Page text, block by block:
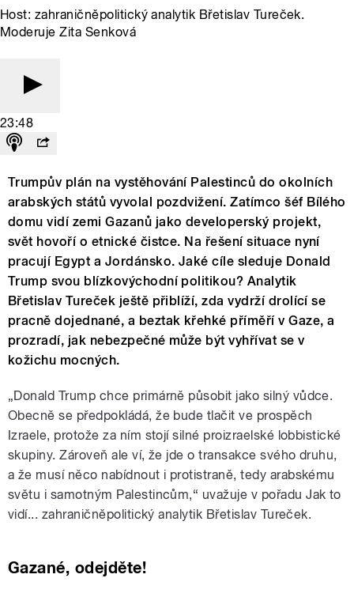
Host: zahraničněpolitický analytik Břetislav Tureček.
Moderuje Zita Senková
23:48
Trumpův plán na vystěhování Palestinců do okolních
arabských států vyvolal pozdvižení. Zatímco šéf Bílého
domu vidí zemi Gazanů jako developerský projekt,
svět hovoří o etnické čistce. Na řešení situace nyní
pracují Egypt a Jordánsko. Jaké cíle sleduje Donald
Trump svou blízkovýchodní politikou? Analytik
Břetislav Tureček ještě přiblíží, zda vydrží drolící se
pracně dojednané, a beztak křehké příměří v Gaze, a
prozradí, jak nebezpečné může být vyhřívat se v
kožichu mocných.
„Donald Trump chce primárně působit jako silný vůdce.
Obecně se předpokládá, že bude tlačit ve prospěch
Izraele, protože za ním stojí silné proizraelské lobbistické
skupiny. Zároveň ale ví, že jde o transakce svého druhu,
a že musí něco nabídnout i protistraně, tedy arabskému
světu i samotným Palestincům,“ uvažuje v pořadu Jak to
vidí... zahraničněpolitický analytik Břetislav Tureček.
Gazané, odejděte!